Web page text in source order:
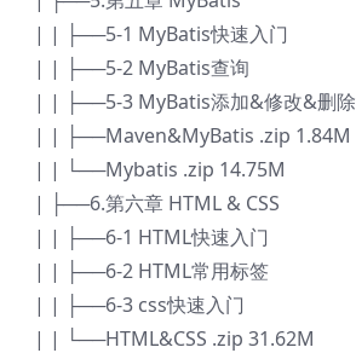
| | ├──5-1 MyBatis快速入门
| | ├──5-2 MyBatis查询
| | ├──5-3 MyBatis添加&修改&删除
| | ├──Maven&MyBatis .zip 1.84M
| | └──Mybatis .zip 14.75M
| ├──6.第六章 HTML & CSS
| | ├──6-1 HTML快速入门
| | ├──6-2 HTML常用标签
| | ├──6-3 css快速入门
| | └──HTML&CSS .zip 31.62M